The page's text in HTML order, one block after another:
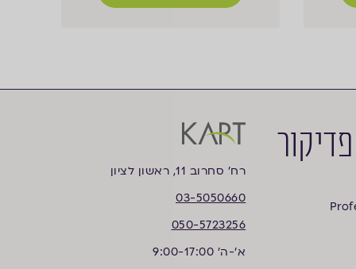
רח’ סחרוב 11, ראשון לציון
03-5050660
050-5723256
א'-ה' 9:00-17:00